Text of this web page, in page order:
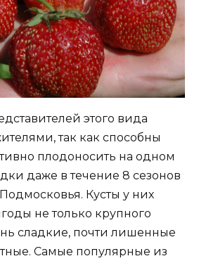
этого вида
так как способны
плодоносить на одном
даже в течение 8 сезонов
Кусты у них
не только крупного
сладкие, почти лишенные
Самые популярные из